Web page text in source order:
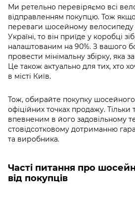
Ми ретельно перевіряємо всі
відправленням покупцю. Тож
переваги шосейному велосипеду
Україні, то він приїде у коробці
налаштованим на 90%. З вашого
провести мінімальну збірку, яка
Це також актуально для тих, хто
в місті Київ.
Тож, обирайте покупку
офіційних точках продажу.
впевненим в його задовільному
стовідсотковому дотриманню
та виробника.
Часті питання про
від покупців